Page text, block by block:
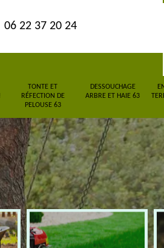
06 22 37 20 24
TONTE ET
RÉFECTION DE
PELOUSE 63
DESSOUCHAGE
ARBRE ET HAIE 63